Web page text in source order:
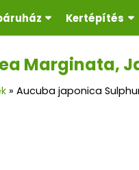
Kertépítés
Marginata,
» Aucuba japonica